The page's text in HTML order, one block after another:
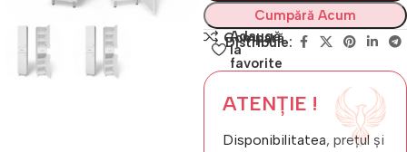
Cumpără Acum
Compară
Adaugă
la
favorite
Distribuie:
ATENȚIE !
Disponibilitatea, prețul și